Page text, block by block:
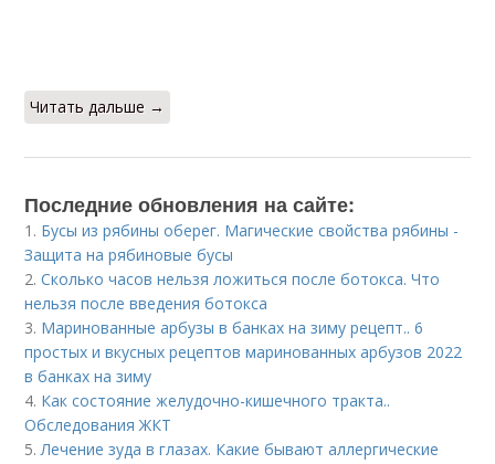
Читать дальше →
Последние обновления на сайте:
1. Бусы из рябины оберег. Магические свойства рябины -
Защита на рябиновые бусы
2.Сколько часов нельзя ложиться после ботокса. Что
нельзя после введения ботокса
3. Маринованные арбузы в банках на зиму рецепт.. 6
простых и вкусных рецептов маринованных арбузов 2022
в банках на зиму
4. Как состояние желудочно-кишечного тракта..
Обследования ЖКТ
5.Лечение зуда в глазах. Какие бывают аллергические